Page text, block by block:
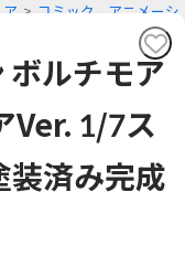
ア
コミック、アニメーシ
ボルチモア
Ver. 1/7ス
装済み完成